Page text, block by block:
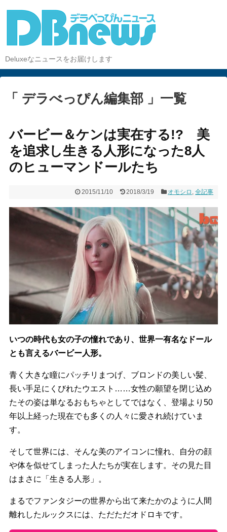
Deluxeなニュースをお届けします
「 デラべっぴん編集部 」一覧
バービー＆ケンは実在する!? 美
を追求し生きる人形になった8人
のヒューマンドールたち
2015/11/10 2018/3/19 オモシロ ,全記事
いつの時代も女の子の憧れであり、世界一有名なドール
とも言えるバービー人形。
青く大きな瞳にパッチリまつげ、ブロンドの美しい髪、
長い手足にくびれたウエスト……女性の願望を閉じ込め
たその姿は単なるおもちゃとしてではなく、登場より50
年以上経った現在でも多くの人々に愛され続けていま
す。
そして世界には、そんな美のアイコンに憧れ、 自分の顔
や体を似せてしまった人たちが実在します。 その見た目
はまさに「生きる人形」。
まるでファンタジーの世界から出て来たかのように人間
離れしたルックスには、ただただオドロキです。